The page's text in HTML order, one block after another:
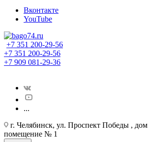
Вконтакте
YouTube
+7 351 200-29-56
+7 351 200-29-56
+7 909 081-29-36
...
г. Челябинск, ул. Проспект Победы ,
помещение № 1